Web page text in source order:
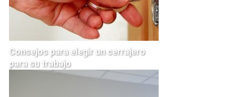
Consejos para elegir un cerrajero
para su trabajo